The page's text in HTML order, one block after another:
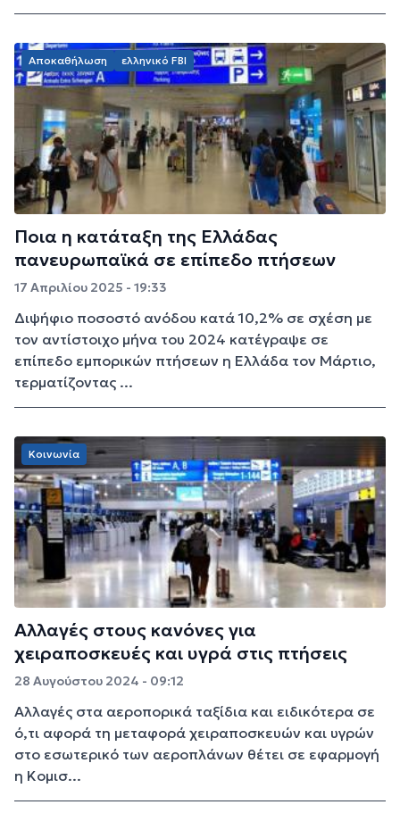
Αποκαθήλωση ελληνικό FBI
Ποια η κατάταξη της Ελλάδας
πανευρωπαϊκά σε επίπεδο πτήσεων
17 Απριλίου 2025 - 19:33
Διψήφιο ποσοστό ανόδου κατά 10,2% σε σχέση με
τον αντίστοιχο μήνα του 2024 κατέγραψε σε
επίπεδο εμπορικών πτήσεων η Ελλάδα τον Μάρτιο,
τερματίζοντας ...
Κοινωνία
Αλλαγές στους κανόνες για
χειραποσκευές και υγρά στις πτήσεις
28 Αυγούστου 2024 - 09:12
Αλλαγές στα αεροπορικά ταξίδια και ειδικότερα σε
ό,τι αφορά τη μεταφορά χειραποσκευών και υγρών
στο εσωτερικό των αεροπλάνων θέτει σε εφαρμογή
η Κομισ...